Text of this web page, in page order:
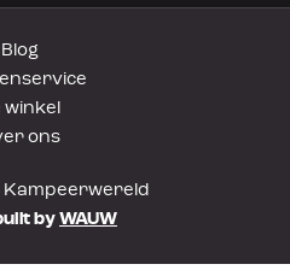
Blog
winkel
ons
Kampeerwereld
by WAUW